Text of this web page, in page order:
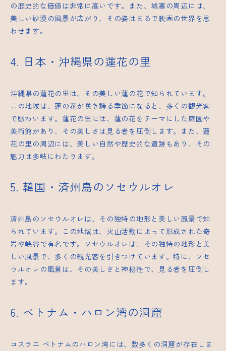
の歴史的な価値は非常に高いです。また、城塞の周辺には、
美しい砂漠の風景が広がり、その姿はまるで映画の世界を思
わせます。
4. 日本・沖縄県の蓮花の里
沖縄県の蓮花の里は、その美しい蓮の花で知られています。
この地域は、蓮の花が咲き誇る季節になると、多くの観光客
で賑わいます。蓮花の里には、蓮の花をテーマにした庭園や
美術館があり、その美しさは見る者を圧倒します。また、蓮
花の里の周辺には、美しい自然や歴史的な遺跡もあり、その
魅力は多岐にわたります。
5. 韓国・済州島のソセウルオレ
済州島のソセウルオレは、その独特の地形と美しい風景で知
られています。この地域は、火山活動によって形成された奇
岩や峡谷で有名です。ソセウルオレは、その独特の地形と美
しい風景で、多くの観光客を引きつけています。特に、ソセ
ウルオレの風景は、その美しさと神秘性で、見る者を圧倒し
ます。
6. ベトナム・ハロン湾の洞窟
コスラエ ベトナムのハロン湾には、数多くの洞窟が存在しま